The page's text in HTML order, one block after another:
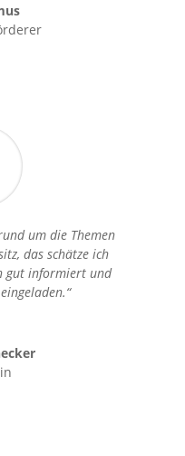
um die Themen
das schätze ich
gut informiert und